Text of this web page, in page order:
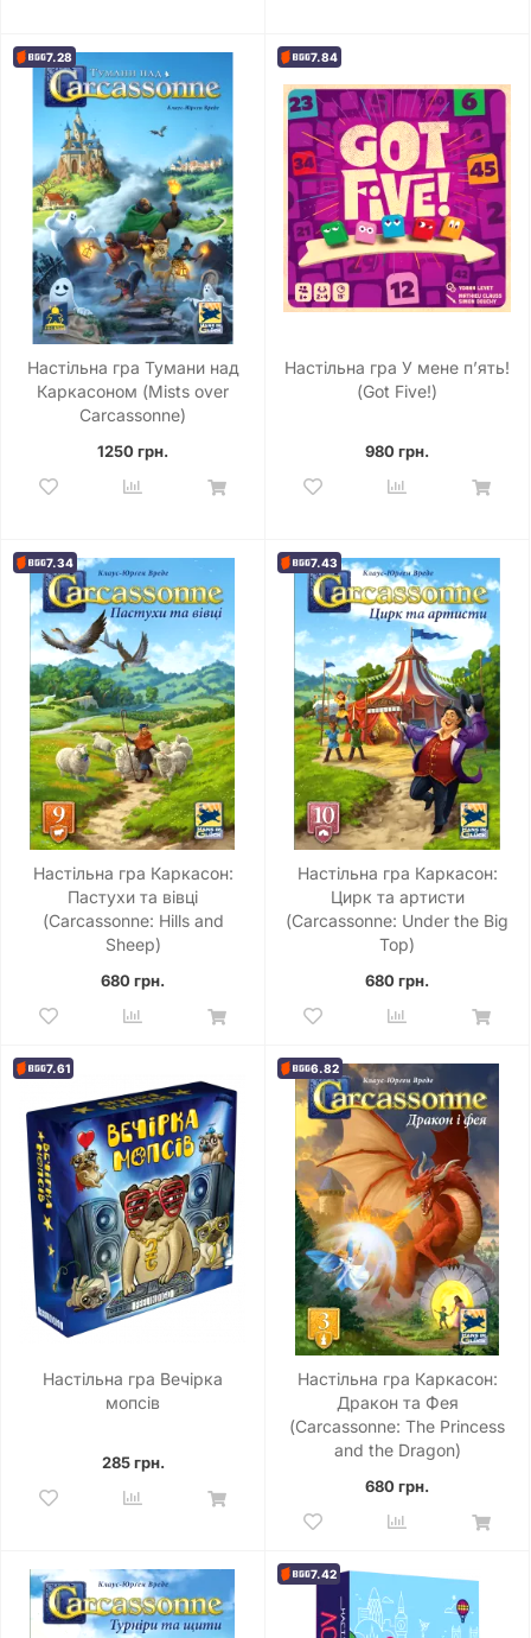
7.28
Настільна гра Тумани над
Каркасоном (Mists over
Carcassonne)
1250 грн.
7.84
Настільна гра У мене пʼять!
(Got Five!)
980 грн.
7.34
Настільна гра Каркасон:
Пастухи та вівці
(Carcassonne: Hills and
Sheep)
680 грн.
7.43
Настільна гра Каркасон:
Цирк та артисти
(Carcassonne: Under the Big
Top)
680 грн.
7.61
Настільна гра Вечірка
мопсів
285 грн.
6.82
Настільна гра Каркасон:
Дракон та Фея
(Carcassonne: The Princess
and the Dragon)
680 грн.
7.42